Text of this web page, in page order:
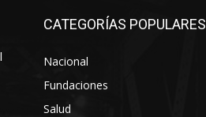
CATEGORÍAS POPULARES
Nacional
Fundaciones
Salud